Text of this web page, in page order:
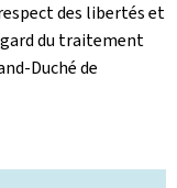
des libertés et
du traitement
Duché de